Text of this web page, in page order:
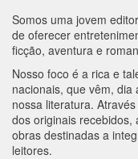
Somos uma jovem
de oferecer
ficção, aventura e
Nosso foco é a rica e
nacionais, que vêm,
nossa literatura.
dos originais
obras destinadas a
leitores.